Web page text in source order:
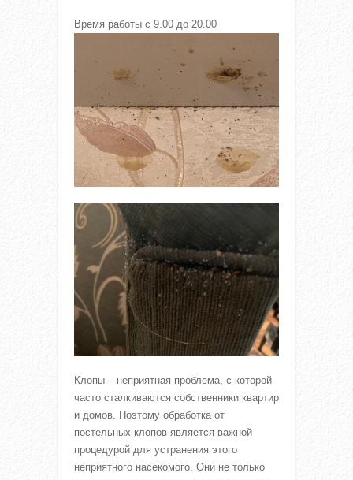
Время работы с 9.00 до 20.00
Клопы – неприятная проблема, с которой
часто сталкиваются собственники квартир
и домов. Поэтому обработка от
постельных клопов является важной
процедурой для устранения этого
неприятного насекомого. Они не только